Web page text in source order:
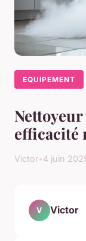
EQUIPEMENT
efficacité
Victor•4 juin
V Victor